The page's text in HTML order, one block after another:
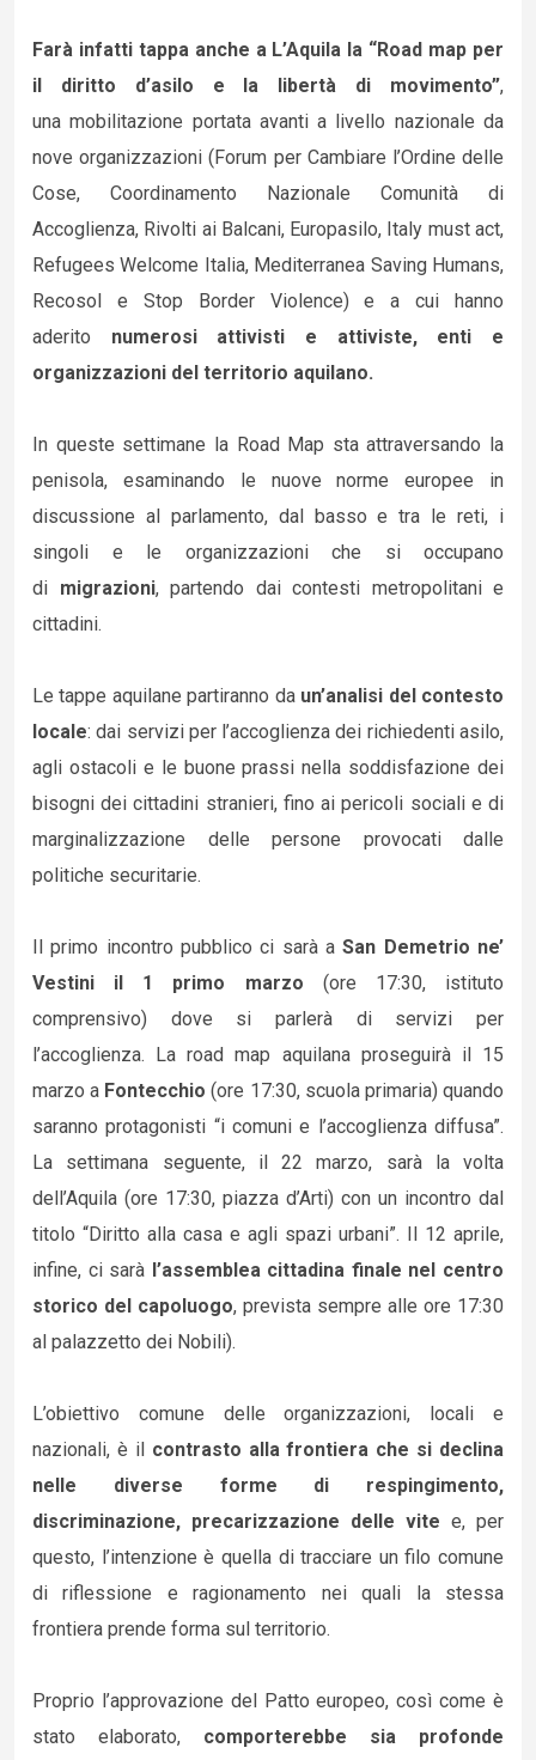
Farà infatti tappa anche a L’Aquila la “Road map per
il diritto d’asilo e la libertà di movimento”,
una mobilitazione portata avanti a livello nazionale da
nove organizzazioni (Forum per Cambiare l’Ordine delle
Cose, Coordinamento Nazionale Comunità di
Accoglienza, Rivolti ai Balcani, Europasilo, Italy must act,
Refugees Welcome Italia, Mediterranea Saving Humans,
Recosol e Stop Border Violence) e a cui hanno
aderito numerosi attivisti e attiviste, enti e
organizzazioni del territorio aquilano.
In queste settimane la Road Map sta attraversando la
penisola, esaminando le nuove norme europee in
discussione al parlamento, dal basso e tra le reti, i
singoli e le organizzazioni che si occupano
di migrazioni, partendo dai contesti metropolitani e
cittadini.
Le tappe aquilane partiranno da un’analisi del contesto
locale: dai servizi per l’accoglienza dei richiedenti asilo,
agli ostacoli e le buone prassi nella soddisfazione dei
bisogni dei cittadini stranieri, fino ai pericoli sociali e di
marginalizzazione delle persone provocati dalle
politiche securitarie.
Il primo incontro pubblico ci sarà aSan Demetrio ne’
Vestini
il 1 primo marzo (ore 17:30, istituto
comprensivo) dove si parlerà di servizi per
l’accoglienza. La road map aquilana proseguirà il 15
marzo a Fontecchio (ore 17:30, scuola primaria) quando
saranno protagonisti “i comuni e l’accoglienza diffusa”.
La settimana seguente, il 22 marzo, sarà la volta
dell’Aquila (ore 17:30, piazza d’Arti) con un incontro dal
titolo “Diritto alla casa e agli spazi urbani”. Il 12 aprile,
infine, ci sarà l’assemblea cittadina finale nel centro
storico del capoluogo, prevista sempre alle ore 17:30
al palazzetto dei Nobili).
L’obiettivo comune delle organizzazioni, locali e
nazionali, è il contrasto alla frontiera che si declina
nelle diverse forme di respingimento,
discriminazione, precarizzazione delle vite e, per
questo, l’intenzione è quella di tracciare un filo comune
di riflessione e ragionamento nei quali la stessa
frontiera prende forma sul territorio.
Proprio l’approvazione del Patto europeo, così come è
stato elaborato, comporterebbe sia profonde